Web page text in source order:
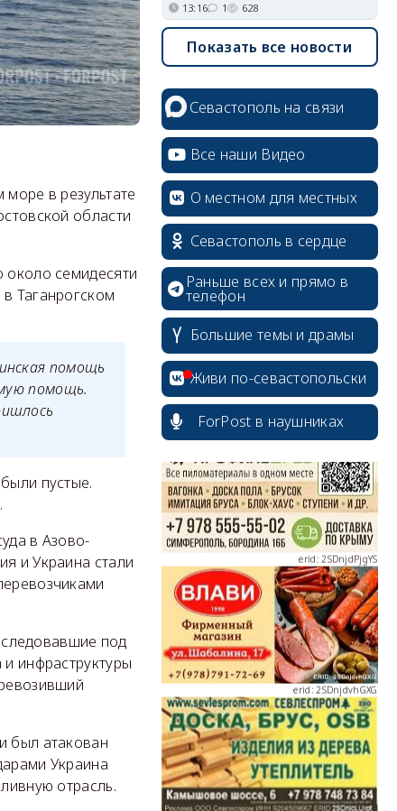
в результате
области
семидесяти
Таганрогском
помощь
помощь.
пустые.
в Азово-
и Украина стали
под
инфраструктуры
был атакован
Украина
отрасль.
13:16 1 628
Показать все новости
Севастополь на связи
Все наши Видео
О местном для местных
Севастополь в сердце
Раньше всех и прямо в
телефон
Большие темы и драмы
Живи по-севастопольски
ForPost в наушниках
erid: 2SDnjcrDNw6
erid: 2SDnjdPjgYS
erid: 2SDnjdvhGXG
erid: 2SDnjcLUypt